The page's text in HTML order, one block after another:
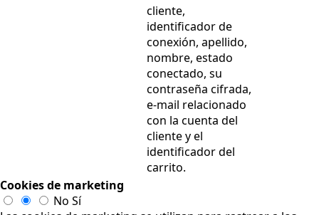
cliente,
identificador de
conexión, apellido,
nombre, estado
conectado, su
contraseña cifrada,
e-mail relacionado
con la cuenta del
cliente y el
identificador del
carrito.
Cookies de marketing
No Sí